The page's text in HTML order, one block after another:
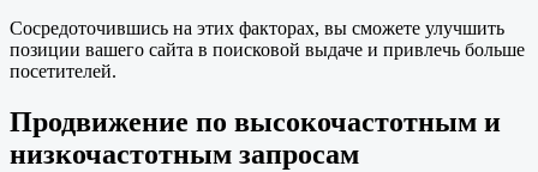
Сосредоточившись на этих факторах, вы сможете улучшить
позиции вашего сайта в поисковой выдаче и привлечь больше
посетителей.
Продвижение по высокочастотным и
низкочастотным запросам